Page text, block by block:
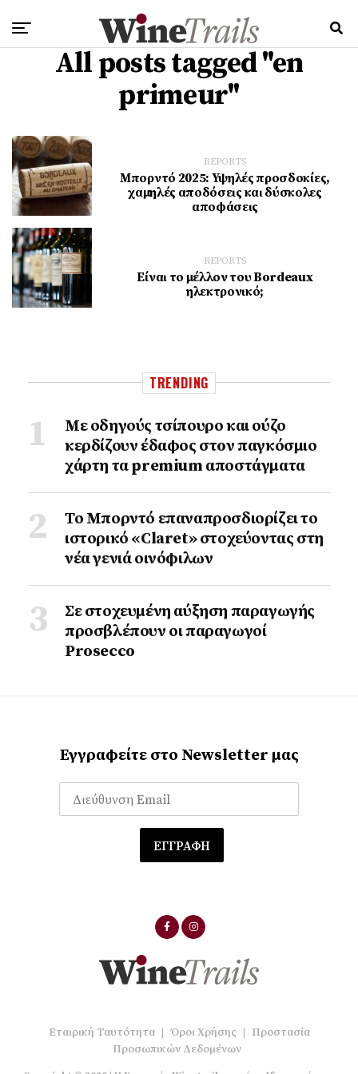
All posts tagged "en
primeur"
REPORTS
Μπορντό 2025: Υψηλές προσδοκίες,
χαμηλές αποδόσεις και δύσκολες
αποφάσεις
REPORTS
Είναι το μέλλον του Bordeaux
ηλεκτρονικό;
TRENDING
Με οδηγούς τσίπουρο και ούζο
κερδίζουν έδαφος στoν παγκόσμιο
χάρτη τα premium αποστάγματα
Το Μπορντό επαναπροσδιορίζει το
ιστορικό «Claret» στοχεύοντας στη
νέα γενιά οινόφιλων
Σε στοχευμένη αύξηση παραγωγής
προσβλέπουν οι παραγωγοί
Prosecco
Εγγραφείτε στο Newsletter μας
Εταιρική Ταυτότητα | Όροι Χρήσης | Προστασία
Προσωπικών Δεδομένων